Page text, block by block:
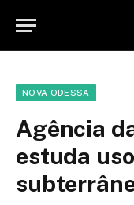
NOVA ODESSA
Agência
estuda